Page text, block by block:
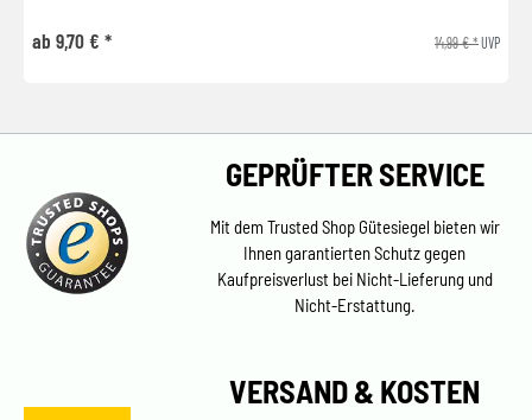
ab 9,70 € * 14,99 € *UVP
GEPRÜFTER SERVICE
Mit dem Trusted Shop Gütesiegel bieten wir
Ihnen garantierten Schutz gegen
Kaufpreisverlust bei Nicht-Lieferung und
Nicht-Erstattung.
VERSAND & KOSTEN